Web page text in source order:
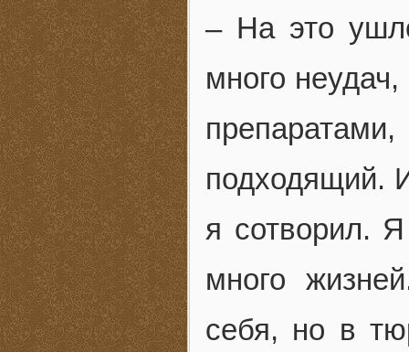
– На это
много
подходящий.
я сотворил.
много
себя, но в